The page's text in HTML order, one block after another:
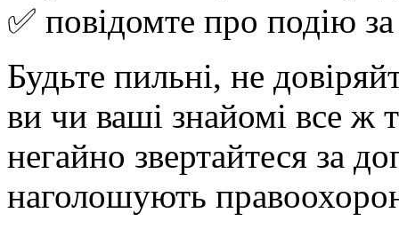
✅ повідомте про подію
Будьте пильні, не
ви чи ваші знайомі все ж
негайно звертайтеся за
наголошують